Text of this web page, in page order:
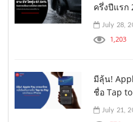
ครึ่งปีแรก
July 28,
1,203
มีลุ้น!
ชื่อ Tap
July 21,